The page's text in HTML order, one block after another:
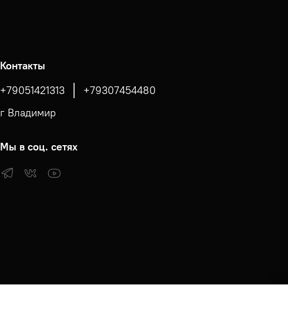
Контакты
+79051421313
+79307454480
г Владимир
Мы в соц. сетях